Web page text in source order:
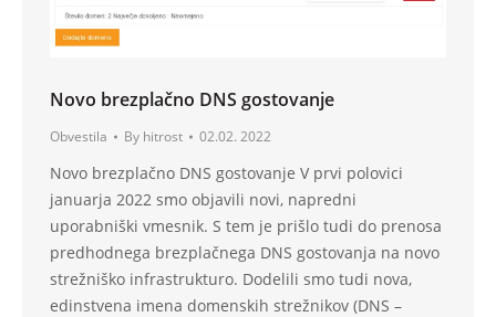
Novo brezplačno DNS gostovanje
Obvestila By hitrost 02.02. 2022
Novo brezplačno DNS gostovanje V prvi polovici
januarja 2022 smo objavili novi, napredni
uporabniški vmesnik. S tem je prišlo tudi do prenosa
predhodnega brezplačnega DNS gostovanja na novo
strežniško infrastrukturo. Dodelili smo tudi nova,
edinstvena imena domenskih strežnikov (DNS –